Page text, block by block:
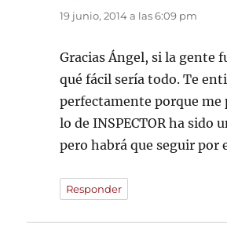
19 junio, 2014 a las 6:09 pm
Gracias Ángel, si la gente
qué fácil sería todo. Te
perfectamente porque me
lo de INSPECTOR ha sido
pero habrá que seguir por
Responder